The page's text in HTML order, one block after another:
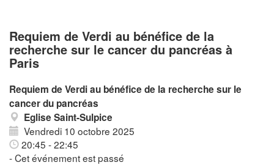
Requiem de Verdi au bénéfice de la
recherche sur le cancer du pancréas à
Paris
Requiem de Verdi au bénéfice de la recherche sur le
cancer du pancréas
Eglise Saint-Sulpice
Vendredi 10 octobre 2025
20:45 - 22:45
- Cet événement est passé